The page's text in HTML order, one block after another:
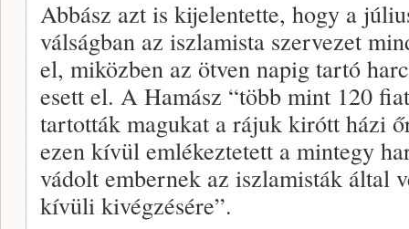
Abbász azt is kijelentette, hogy a
válságban az iszlamista szervezet
el, miközben az ötven napig tartó
esett el. A Hamász “több mint 120
tartották magukat a rájuk kirótt házi
ezen kívül emlékeztetett a mintegy
vádolt embernek az iszlamisták által
kívüli kivégzésére”.